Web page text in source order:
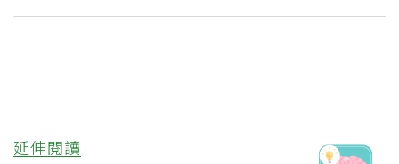
延伸閱讀